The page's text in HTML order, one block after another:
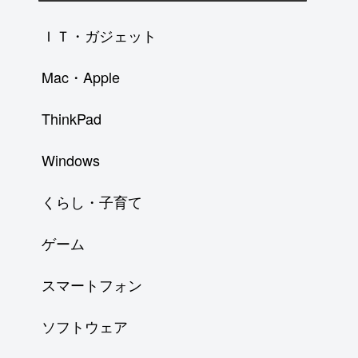
ＩＴ・ガジェット
Mac・Apple
ThinkPad
Windows
くらし・子育て
ゲーム
スマートフォン
ソフトウェア